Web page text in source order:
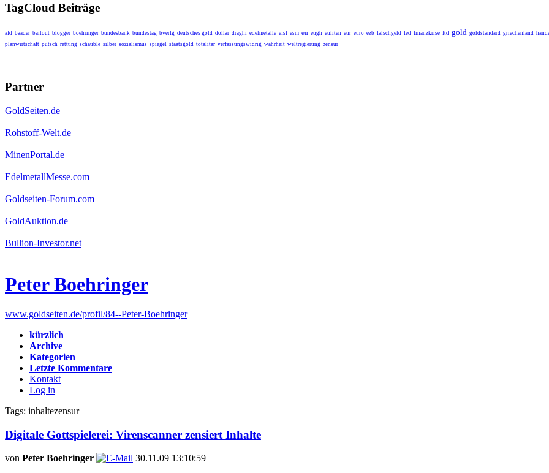
TagCloud Beiträge
afd baader bailout blogger boehringer bundesbank bundestag bverfg deutsches gold dollar draghi edelmetalle efsf esm eu eugh euliten eur euro ezb falschgeld fed finanzkrise ftd gold goldstandard griechenland
planwirtschaft putsch rettung schäuble silber sozialismus spiegel staatsgold totalitär verfassungswidrig wahrheit weltregierung zensur
Partner
GoldSeiten.de
Rohstoff-Welt.de
MinenPortal.de
EdelmetallMesse.com
Goldseiten-Forum.com
GoldAuktion.de
Bullion-Investor.net
Peter Boehringer
www.goldseiten.de/profil/84--Peter-Boehringer
kürzlich
Archive
Kategorien
Letzte Kommentare
Kontakt
Log in
Tags: inhaltezensur
Digitale Gottspielerei: Virenscanner zensiert Inhalte
von Peter Boehringer
30.11.09 13:10:59